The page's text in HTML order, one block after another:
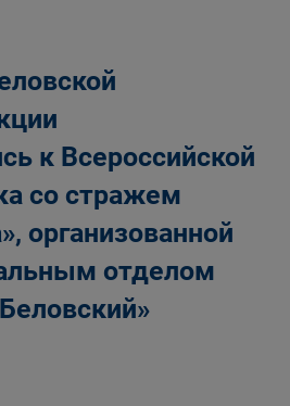
к Всероссийской
со стражем
организованной
отделом